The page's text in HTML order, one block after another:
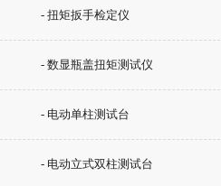
- 扭矩扳手检定仪
- 数显瓶盖扭矩测试仪
- 电动单柱测试台
- 电动立式双柱测试台